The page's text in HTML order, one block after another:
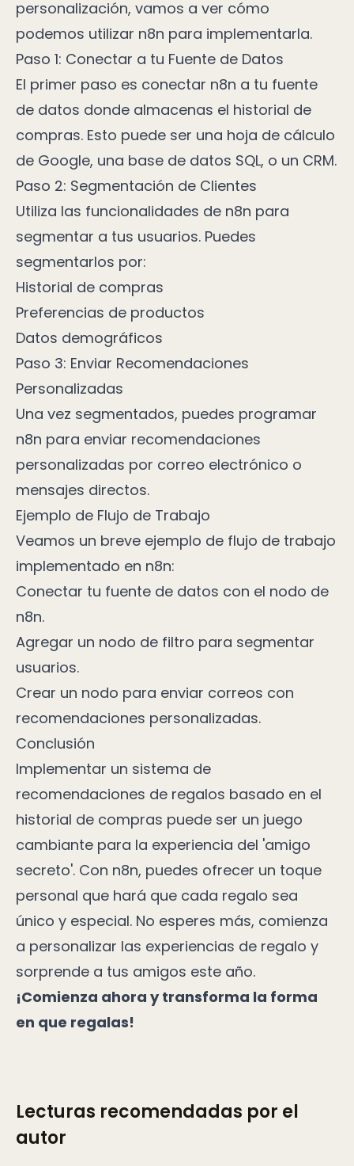
personalización, vamos a ver cómo
podemos utilizar n8n para implementarla.
Paso 1: Conectar a tu Fuente de Datos
El primer paso es conectar n8n a tu fuente
de datos donde almacenas el historial de
compras. Esto puede ser una hoja de cálculo
de Google, una base de datos SQL, o un CRM.
Paso 2: Segmentación de Clientes
Utiliza las funcionalidades de n8n para
segmentar a tus usuarios. Puedes
segmentarlos por:
Historial de compras
Preferencias de productos
Datos demográficos
Paso 3: Enviar Recomendaciones
Personalizadas
Una vez segmentados, puedes programar
n8n para enviar recomendaciones
personalizadas por correo electrónico o
mensajes directos.
Ejemplo de Flujo de Trabajo
Veamos un breve ejemplo de flujo de trabajo
implementado en n8n:
Conectar tu fuente de datos con el nodo de
n8n.
Agregar un nodo de filtro para segmentar
usuarios.
Crear un nodo para enviar correos con
recomendaciones personalizadas.
Conclusión
Implementar un sistema de
recomendaciones de regalos basado en el
historial de compras puede ser un juego
cambiante para la experiencia del 'amigo
secreto'. Con n8n, puedes ofrecer un toque
personal que hará que cada regalo sea
único y especial. No esperes más, comienza
a personalizar las experiencias de regalo y
sorprende a tus amigos este año.
¡Comienza ahora y transforma la forma
en que regalas!
Lecturas recomendadas por el
autor